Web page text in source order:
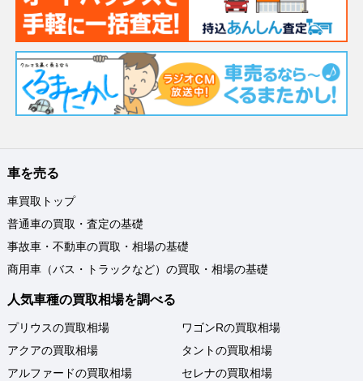
車を売る
車買取トップ
普通車の買取・査定の基礎
事故車・不動車の買取・相場の基礎
商用車（バス・トラックなど）の買取・相場の基礎
人気車種の買取相場を調べる
プリウスの買取相場
アクアの買取相場
アルファードの買取相場
ワゴンRの買取相場
タントの買取相場
セレナの買取相場